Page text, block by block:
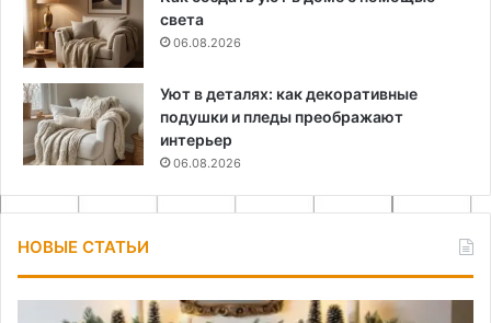
света
06.08.2026
Уют в деталях: как декоративные
подушки и пледы преображают
интерьер
06.08.2026
НОВЫЕ СТАТЬИ